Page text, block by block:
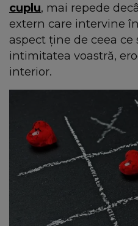
cuplu, mai repede
extern care intervine
aspect ține de ceea
intimitatea voastră,
interior.